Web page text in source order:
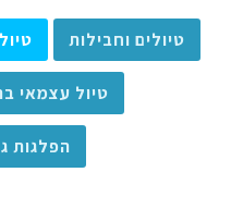
טיולים וחבילות
טיול עצמאי
הפלגות